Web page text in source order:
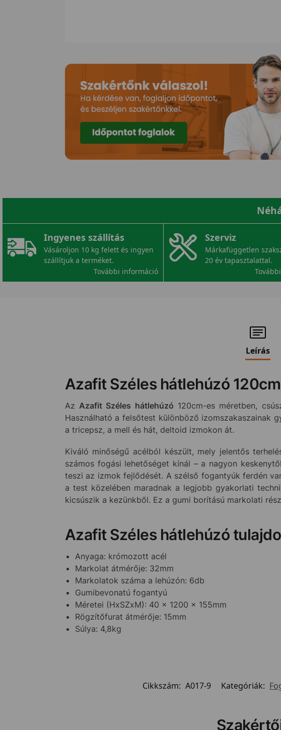
Ingyenes szállítás
Vásároljon 10 kg felett és ingyen
szállítjuk a terméket.
További információ
Szerviz
Márkafüggetlen
20 év tapasztalattal.
Leírás
Azafit Széles hátlehúzó
Az Azafit Széles hátlehúzó 120cm-es méretben,
Használható a felsőtest különböző izomszakaszainak
a tricepsz, a mell és hát, deltoid izmokon át.
Kiváló minőségű acélból készült, mely jelentős
számos fogási lehetőséget kínál – a nagyon
teszi az izmok fejlődését. A szélső fogantyúk ferdén
a test közelében maradnak a legjobb gyakorlati
kicsúszik a kezünkből. Ez a gumi borítású markolati
Azafit Széles hátlehúzó
Anyaga: krómozott acél
Markolat átmérője: 32mm
Markolatok száma a lehúzón: 6db
Gumibevonatú fogantyú
Méretei (HxSZxM): 40 x 1200 x 155mm
Rögzítőfurat átmérője: 15mm
Súlya: 4,8kg
Cikkszám: A017-9 Kategóriák: